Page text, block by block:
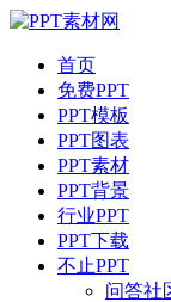
首页
免费PPT
PPT模板
PPT图表
PPT素材
PPT背景
行业PPT
PPT下载
不止PPT
问答社